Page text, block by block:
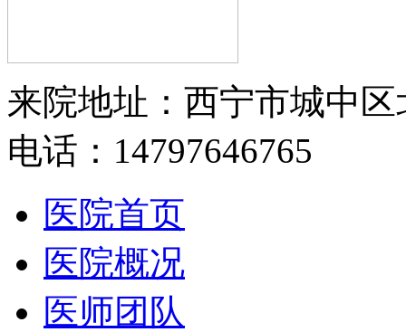
来院地址：西宁市城中区
电话：14797646765
医院首页
医院概况
医师团队